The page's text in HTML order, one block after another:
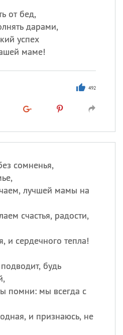
от бед,
дарами,
успех
маме!
492
сомненья,
лучшей мамы на
счастья, радости,
и сердечного тепла!
будь
помни: мы всегда с
и признаюсь, не
ИМЕНА
Сегодня празднуют именины
происхождение